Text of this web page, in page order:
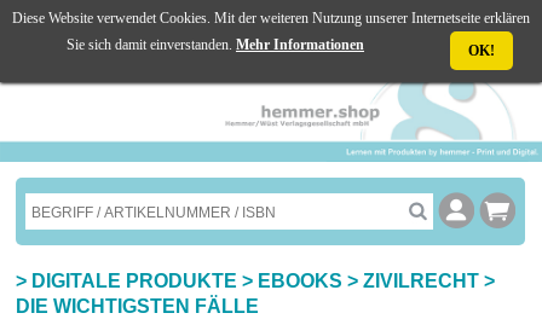
☰ MENU
> DIGITALE PRODUKTE > EBOOKS >ZIVILRECHT >
DIE WICHTIGSTEN FÄLLE
Diese Website verwendet Cookies. Mit der weiteren Nutzung unserer Internetseite erklären
Sie sich damit einverstanden. Mehr Informationen OK!